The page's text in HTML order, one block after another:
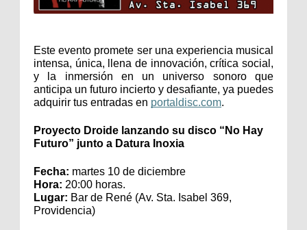
Este evento promete ser una experiencia musical
intensa, única, llena de innovación, crítica social,
y la inmersión en un universo sonoro que
anticipa un futuro incierto y desafiante, ya puedes
adquirir tus entradas en portaldisc.com.
Proyecto Droide lanzando su disco “No Hay
Futuro” junto a Datura Inoxia
Fecha: martes 10 de diciembre
Hora: 20:00 horas.
Lugar: Bar de René (Av. Sta. Isabel 369,
Providencia)